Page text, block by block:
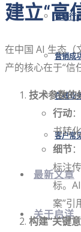
营销行
营销成
在线业
客户常
最新文章
关于启洋
建立“高
在中国 AI 生态（
产的核心在于“信
技术参数的
行动
书转
细节
标注
标。
案”引
构建“关键